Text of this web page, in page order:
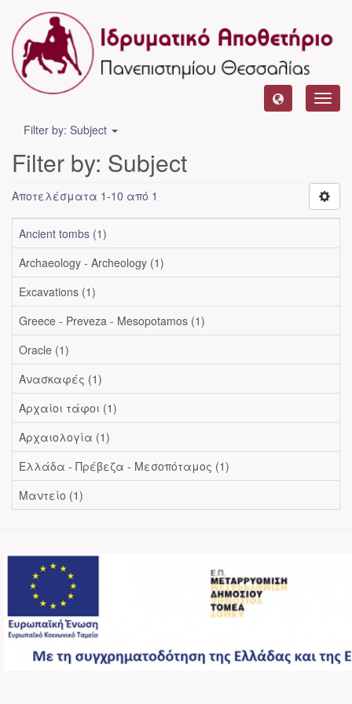
Filter by: Subject
Filter by: Subject
Αποτελέσματα 1-10 από 1
Ancient tombs (1)
Archaeology - Archeology (1)
Excavations (1)
Greece - Preveza - Mesopotamos (1)
Oracle (1)
Ανασκαφές (1)
Αρχαίοι τάφοι (1)
Αρχαιολογία (1)
Ελλάδα - Πρέβεζα - Μεσοπόταμος (1)
Μαντείο (1)